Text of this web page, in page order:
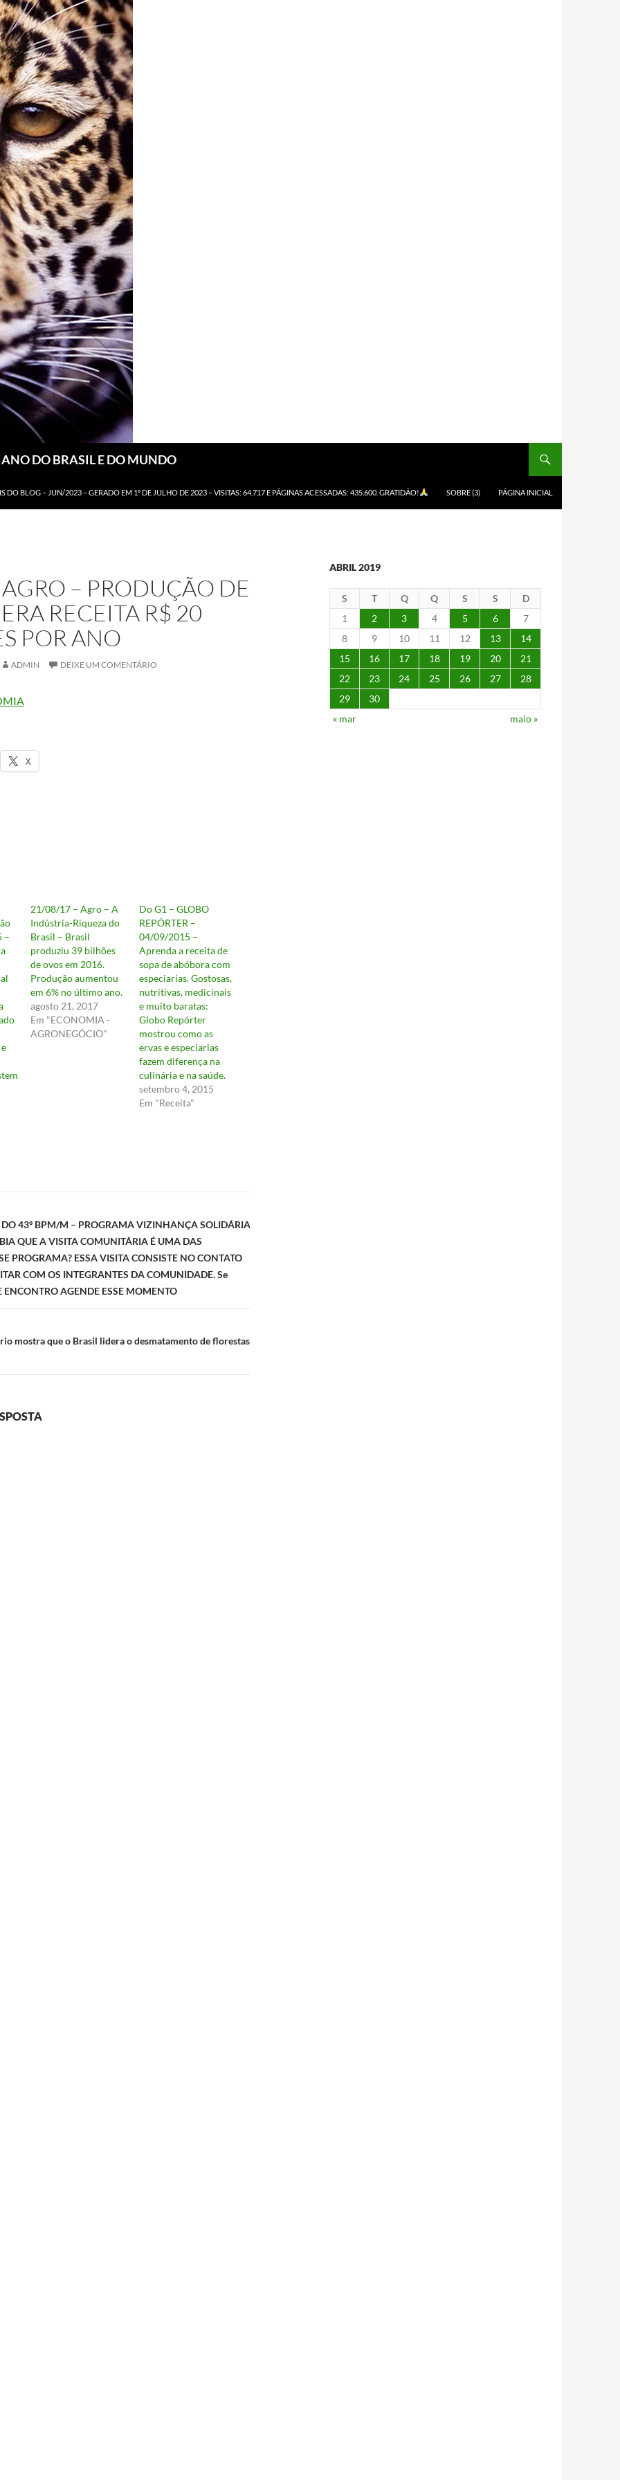
DO BRASIL E DO MUNDO
DO BLOG – JUN/2023 – GERADO EM 1º DE JULHO DE 2023 – VISITAS: 64.717 E PÁGINAS ACESSADAS: 435.600. GRATIDÃO! SOBRE (3) PÁGINA INICIAL
– PRODUÇÃO DE
RECEITA R$ 20
POR ANO
ADMIN DEIXE UM COMENTÁRIO
X
–
21/08/17 – Agro – A
Indústria-Riqueza do
Brasil – Brasil
produziu 39 bilhões
de ovos em 2016.
Produção aumentou
em 6% no último ano.
agosto 21, 2017
Em "ECONOMIA -
AGRONEGÓCIO"
Do G1 – GLOBO
REPÓRTER –
04/09/2015 –
Aprenda a receita de
sopa de abóbora com
especiarias. Gostosas,
nutritivas, medicinais
e muito baratas:
Globo Repórter
mostrou como as
ervas e especiarias
fazem diferença na
culinária e na saúde.
setembro 4, 2015
Em "Receita"
43º BPM/M – PROGRAMA VIZINHANÇA SOLIDÁRIA
QUE A VISITA COMUNITÁRIA É UMA DAS
PROGRAMA? ESSA VISITA CONSISTE NO CONTATO
COM OS INTEGRANTES DA COMUNIDADE. Se
ENCONTRO AGENDE ESSE MOMENTO
mostra que o Brasil lidera o desmatamento de florestas
ABRIL 2019
S T Q Q S S
D
1
2 3 4 5 6
7
8
9 10 11 12 13
14
15
16 17 18 19 20
21
22
23 24 25 26 27
28
29
30
« mar
maio »